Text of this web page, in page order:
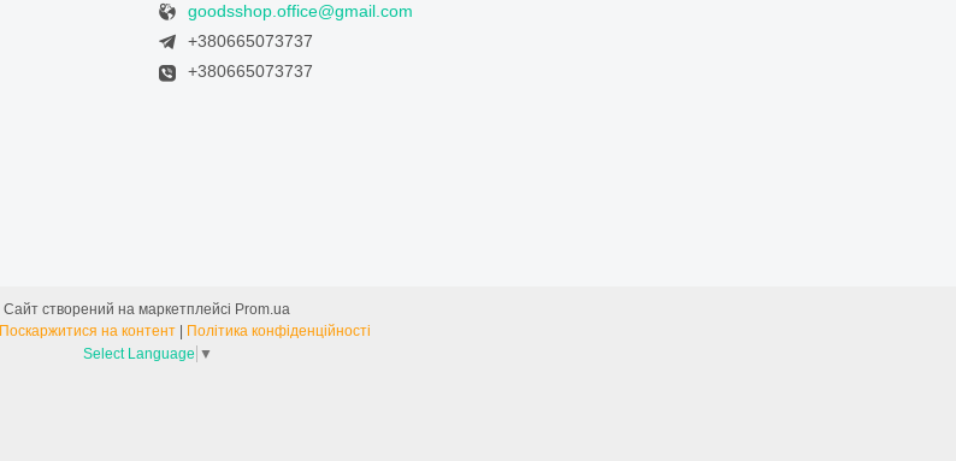
goodsshop.office@gmail.com
+380665073737
+380665073737
Сайт створений на маркетплейсі Prom.ua
Поскаржитися на контент
Політика конфіденційності
Select Language ▼